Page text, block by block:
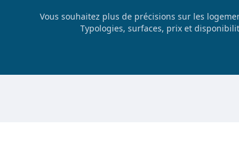
Vous souhaitez plus de précisions sur les
Typologies, surfaces, prix et